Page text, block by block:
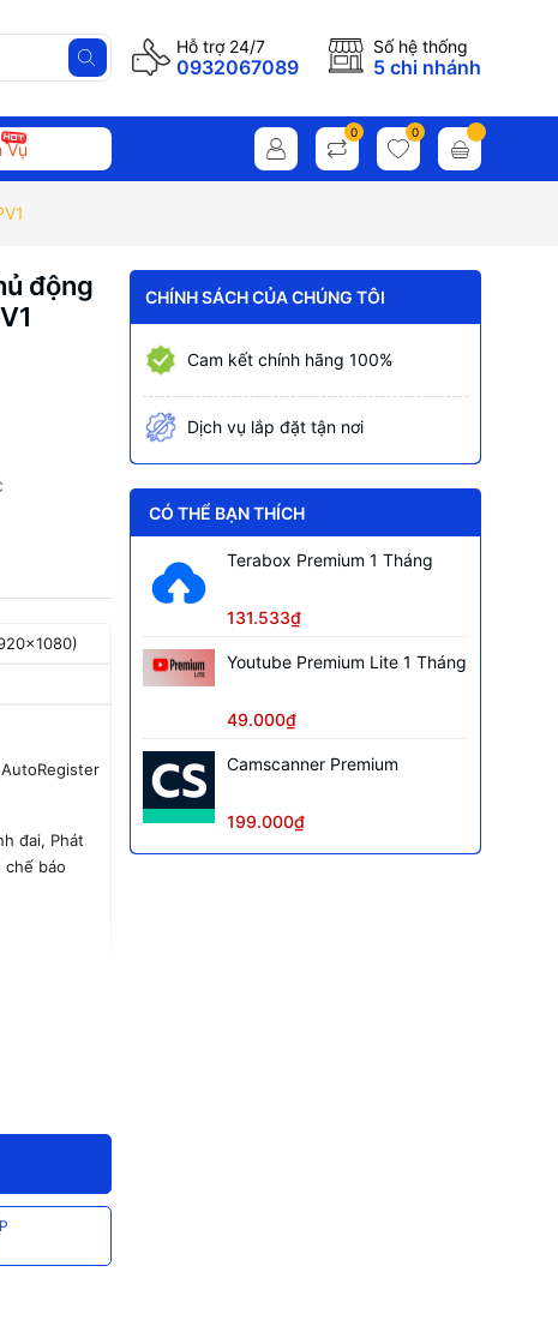
Hỗ trợ 24/7
0932067089
Số hệ thống
5 chi nhánh
Vụ
0 0
động
đai, Phát
chế báo
hình ảnh
CHÍNH SÁCH CỦA CHÚNG TÔI
Cam kết chính hãng 100%
Dịch vụ lắp đặt tận nơi
CÓ THỂ BẠN THÍCH
Terabox Premium 1 Tháng
131.533₫
Youtube Premium Lite 1 Tháng
49.000₫
Camscanner Premium
199.000₫